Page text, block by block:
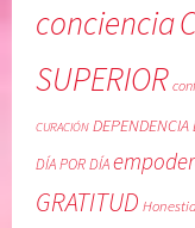
conciencia
SUPERIOR
CURACIÓN DEPENDENCIA
DÍA POR DÍA
GRATITUD